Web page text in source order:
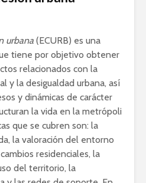
urbana (ECURB) es una
tiene por objetivo obtener
relacionados con la
y la desigualdad urbana, así
y dinámicas de carácter
la vida en la metrópoli
que se cubren son: la
la valoración del entorno
residenciales, la
del territorio, la